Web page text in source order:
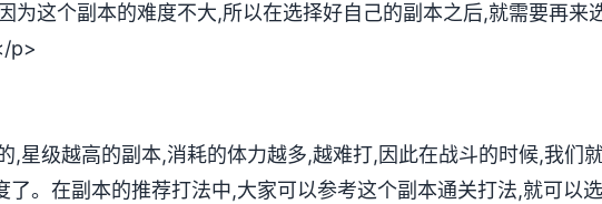
为这个副本的难度不大,所以在选择好自己的副本之后,就需要再来
p>
,星级越高的副本,消耗的体力越多,越难打,因此在战斗的时候,我们
了。在副本的推荐打法中,大家可以参考这个副本通关打法,就可以